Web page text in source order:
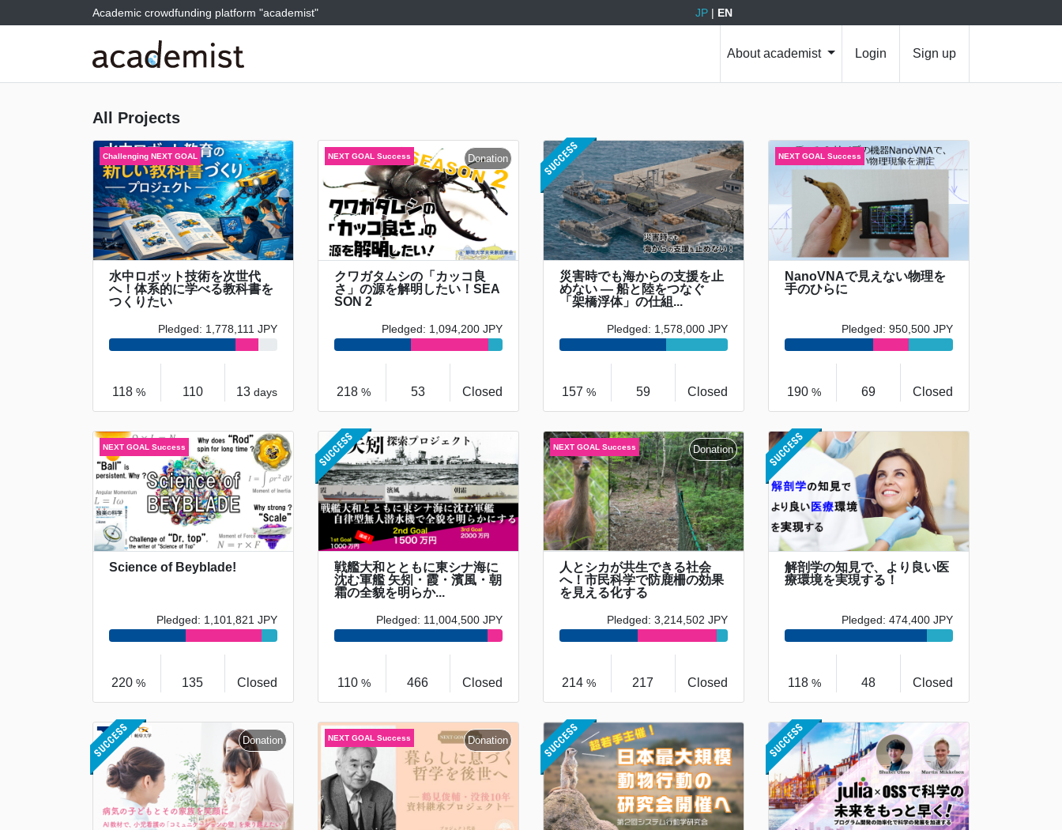
Academic crowdfunding platform "academist" JP| EN
About academist Login Sign up
All Projects
水中ロボット技術を次世代
へ！体系的に学べる教科書を
つくりたい
Pledged: 1,778,111 JPY
118 % 110 13 days
クワガタムシの「カッコ良
さ」の源を解明したい！SEA
SON 2
Pledged: 1,094,200 JPY
218% 53 Closed
災害時でも海からの支援を止
めない ― 船と陸をつなぐ
「架橋浮体」の仕組...
Pledged: 1,578,000 JPY
157% 59 Closed
NanoVNAで見えない物理を
手のひらに
Pledged: 950,500 JPY
190% 69 Closed
Science of Beyblade!
Pledged: 1,101,821 JPY
220% 135 Closed
戦艦大和とともに東シナ海に
沈む軍艦 矢矧・霞・濱風・朝
霜の全貌を明らか...
Pledged: 11,004,500 JPY
110 % 466 Closed
人とシカが共生できる社会
へ！市民科学で防鹿柵の効果
を見える化する
Pledged: 3,214,502 JPY
214% 217 Closed
解剖学の知見で、より良い医
療環境を実現する！
Pledged: 474,400 JPY
118 % 48 Closed